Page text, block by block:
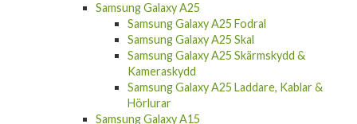
Samsung Galaxy A25
Samsung Galaxy A25 Fodral
Samsung Galaxy A25 Skal
Samsung Galaxy A25 Skärmskydd &
Kameraskydd
Samsung Galaxy A25 Laddare, Kablar &
Hörlurar
Samsung Galaxy A15